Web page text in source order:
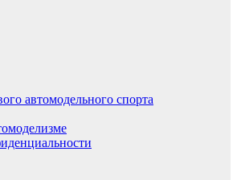
автомодельного спорта